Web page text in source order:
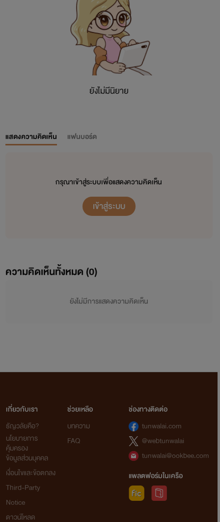
ยังไม่มีนิยาย
แสดงความคิดเห็น แฟนบอร์ด
กรุณาเข้าสู่ระบบเพื่อแสดงความคิดเห็น
เข้าสู่ระบบ
ความคิดเห็นทั้งหมด (0)
ยังไม่มีการแสดงความคิดเห็น
เกี่ยวกับเรา
ธัญวลัยคือ?
นโยบายการ
คุ้มครอง
ข้อมูลส่วนบุคคล
เงื่อนไขและข้อตกลง
Third-Party
Notice
ดาวน์โหลด
ช่วยเหลือ
บทความ
FAQ
ช่องทางติดต่อ
tunwalai.com
@webtunwalai
tunwalai@ookbee.com
แพลตฟอร์มในเครือ